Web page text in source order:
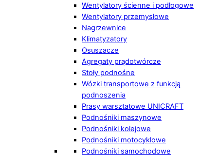
Wentylatory ścienne i podłogowe
Wentylatory przemysłowe
Nagrzewnice
Klimatyzatory
Osuszacze
Agregaty prądotwórcze
Stoły podnośne
Wózki transportowe z funkcją
podnoszenia
Prasy warsztatowe UNICRAFT
Podnośniki maszynowe
Podnośniki kolejowe
Podnośniki motocyklowe
Podnośniki samochodowe